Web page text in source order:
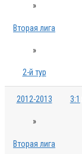
»
Вторая лига
»
2-й тур
2012-2013
»
Вторая лига
3:1